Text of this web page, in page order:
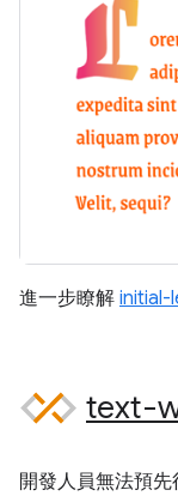
進一步瞭解 initial-
text-
開發人員無法預